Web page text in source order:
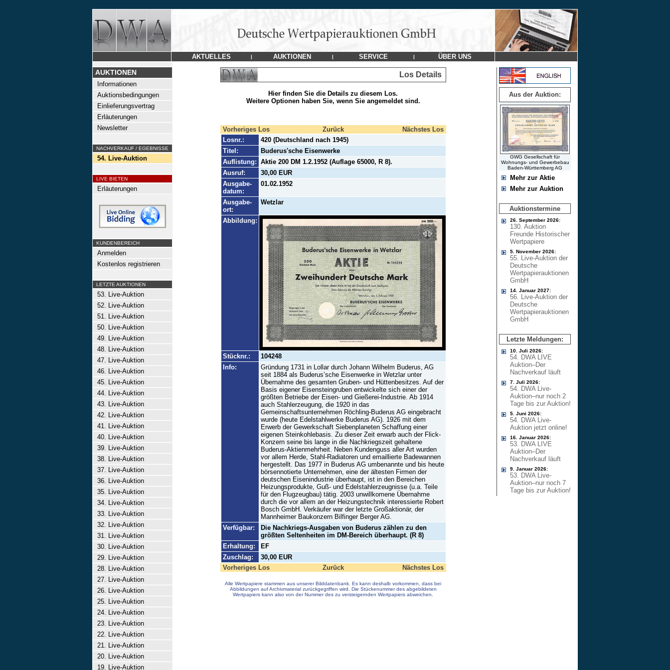
AKTUELLES | AUKTIONEN | SERVICE | ÜBER UNS
AUKTIONEN
Informationen
Auktionsbedingungen
Einlieferungsvertrag
Erläuterungen
Newsletter
NACHVERKAUF / EGEBNISSE
54. Live-Auktion
LIVE BIETEN
Erläuterungen
KUNDENBEREICH
Anmelden
Kostenlos registrieren
LETZTE AUKTIONEN
53. Live-Auktion
52. Live-Auktion
51. Live-Auktion
50. Live-Auktion
49. Live-Auktion
48. Live-Auktion
47. Live-Auktion
46. Live-Auktion
45. Live-Auktion
44. Live-Auktion
43. Live-Auktion
42. Live-Auktion
41. Live-Auktion
40. Live-Auktion
39. Live-Auktion
38. Live-Auktion
37. Live-Auktion
36. Live-Auktion
35. Live-Auktion
34. Live-Auktion
33. Live-Auktion
32. Live-Auktion
31. Live-Auktion
30. Live-Auktion
29. Live-Auktion
28. Live-Auktion
27. Live-Auktion
26. Live-Auktion
25. Live-Auktion
24. Live-Auktion
23. Live-Auktion
22. Live-Auktion
21. Live-Auktion
20. Live-Auktion
19. Live-Auktion
Los Details
Hier finden Sie die Details zu diesem Los.
Weitere Optionen haben Sie, wenn Sie angemeldet sind.
Vorheriges Los Zurück
Nächstes Los
Losnr.:
420 (Deutschland nach 1945)
Titel:
Buderus'sche Eisenwerke
Auflistung: Aktie 200 DM 1.2.1952 (Auflage 65000, R 8).
Ausruf:
30,00 EUR
Ausgabe-
datum:
01.02.1952
Ausgabe-
ort:
Wetzlar
Abbildung:
Stücknr.:
104248
Info:
Gründung 1731 in Lollar durch Johann Wilhelm Buderus, AG
seit 1884 als Buderus’sche Eisenwerke in Wetzlar unter
Übernahme des gesamten Gruben- und Hüttenbesitzes. Auf der
Basis eigener Eisensteingruben entwickelte sich einer der
größten Betriebe der Eisen- und Gießerei-Industrie. Ab 1914
auch Stahlerzeugung, die 1920 in das
Gemeinschaftsunternehmen Röchling-Buderus AG eingebracht
wurde (heute Edelstahlwerke Buderus AG). 1926 mit dem
Erwerb der Gewerkschaft Siebenplaneten Schaffung einer
eigenen Steinkohlebasis. Zu dieser Zeit erwarb auch der Flick-
Konzern seine bis lange in die Nachkriegszeit gehaltene
Buderus-Aktienmehrheit. Neben Kundenguss aller Art wurden
vor allem Herde, Stahl-Radiatoren und emaillierte Badewannen
hergestellt. Das 1977 in Buderus AG umbenannte und bis heute
börsennotierte Unternehmen, eine der ältesten Firmen der
deutschen Eisenindustrie überhaupt, ist in den Bereichen
Heizungsprodukte, Guß- und Edelstahlerzeugnisse (u.a. Teile
für den Flugzeugbau) tätig. 2003 unwillkomene Übernahme
durch die vor allem an der Heizungstechnik interessierte Robert
Bosch GmbH. Verkäufer war der letzte Großaktionär, der
Mannheimer Baukonzern Bilfinger Berger AG.
Verfügbar:
Die Nachkriegs-Ausgaben von Buderus zählen zu den
größten Seltenheiten im DM-Bereich überhaupt. (R 8)
Erhaltung:
EF
Zuschlag:
30,00 EUR
Vorheriges Los
Zurück Nächstes Los
Alle Wertpapiere stammen aus unserer Bilddatenbank. Es kann deshalb vorkommen, dass bei
Abbildungen auf Archivmaterial zurückgegriffen wird. Die Stückenummer des abgebildeten
Wertpapiers kann also von der Nummer des zu versteigernden Wertpapiers abweichen.
Aus der Auktion:
GWG Gesellschaft für
Wohnungs- und Gewerbebau
Baden-Württemberg AG
Mehr zur Aktie
Mehr zur Auktion
Auktionstermine
26. September 2026:
130. Auktion
Freunde Historischer
Wertpapiere
5. November 2026:
55. Live-Auktion der
Deutsche
Wertpapierauktionen
GmbH
14. Januar 2027:
56. Live-Auktion der
Deutsche
Wertpapierauktionen
GmbH
Letzte Meldungen:
10. Juli 2026:
54. DWA LIVE
Auktion–Der
Nachverkauf läuft
7. Juli 2026:
54. DWA Live-
Auktion–nur noch 2
Tage bis zur Auktion!
5. Juni 2026:
54. DWA Live-
Auktion jetzt online!
16. Januar 2026:
53. DWA LIVE
Auktion–Der
Nachverkauf läuft
9. Januar 2026:
53. DWA Live-
Auktion–nur noch 7
Tage bis zur Auktion!